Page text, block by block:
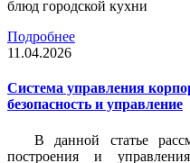
блюд городской кухни
Подробнее
11.04.2026
Система управления
безопасность и управление
В данной статье
построения и